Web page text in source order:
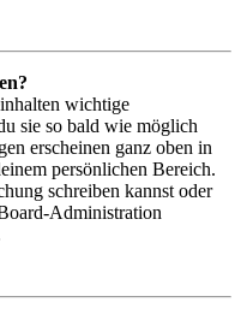
wichtige
sie so bald wie möglich
erscheinen ganz oben in
persönlichen Bereich.
schreiben kannst oder
Administration